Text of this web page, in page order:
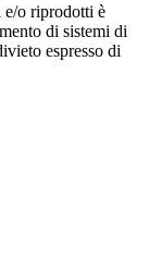
e/o riprodotti è
di sistemi di
espresso di